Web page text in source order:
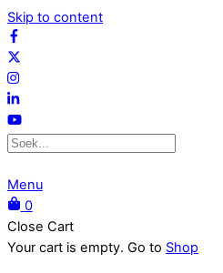
Skip to content
Menu
0
Close Cart
Your cart is empty. Go to Shop